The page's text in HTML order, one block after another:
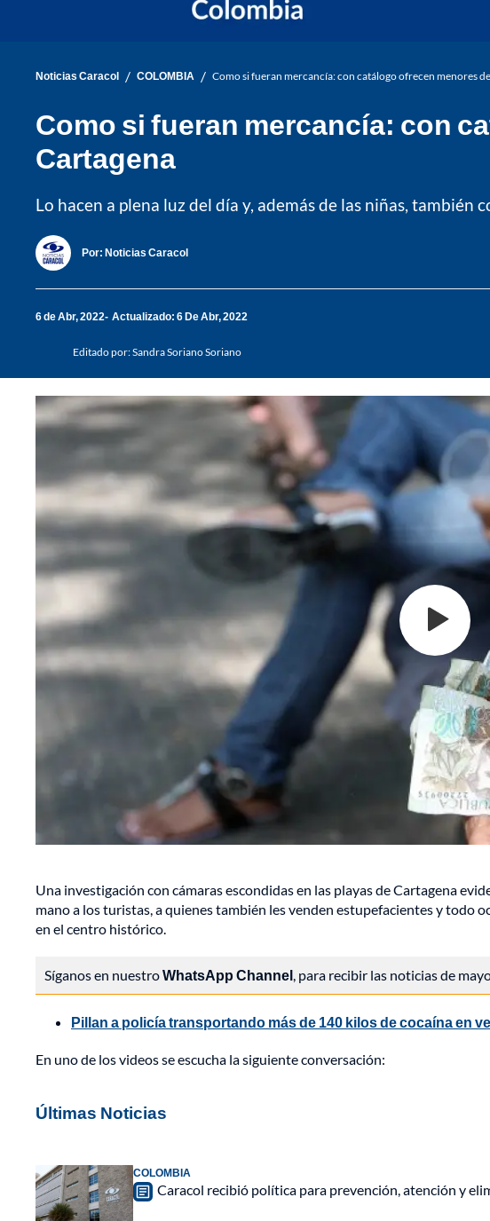
Noticias Caracol / COLOMBIA / Como si fueran mercancía: con catálogo ofrecen menores
Como si fueran mercancía: con
Cartagena
Lo hacen a plena luz del día y, además de las niñas,
Por: Noticias Caracol
6 de Abr, 2022 Actualizado: 6 De Abr, 2022
Editado por:Sandra Soriano Soriano
Una investigación con cámaras escondidas en las playas de Cartagena
mano a los turistas, a quienes también les venden estupefacientes y todo
en el centro histórico.
Síganos en nuestroWhatsApp Channel, para recibir las noticias de
Pillan a policía transportando más de 140 kilos de cocaína en
En uno de los videos se escucha la siguiente conversación:
Últimas Noticias
COLOMBIA
Caracol recibió política para prevención, atención y